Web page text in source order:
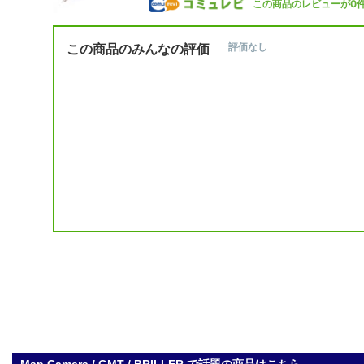
この商品のレビューが0
この商品のみんなの評価 評価なし